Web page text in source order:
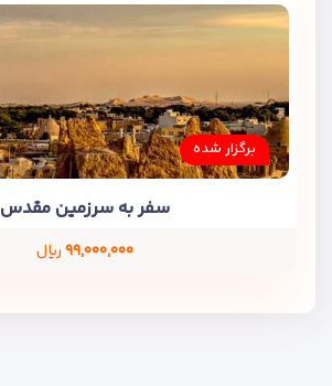
برگزار شده
سفر به سرزمین مقدس
۹۹,۰۰۰,۰۰۰ریال